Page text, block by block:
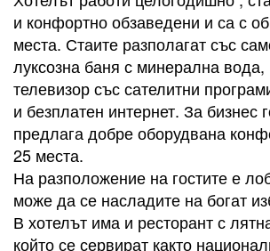
и конфортно обзаведени и са с
места. Стаите разполагат със
луксозна баня с минерална вода,
телевизор със сателитни
и безплатен интернет. За бизнес
предлага добре оборудвана
25 места.
На разположение на гостите е
може да се насладите на богат
В хотелът има и ресторант с
който се сервират както